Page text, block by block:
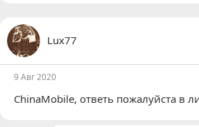
Lux77
9 Авг 2020
ChinaMobile, ответь пожалуйста в